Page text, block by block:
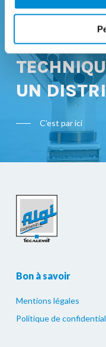
POUR
UN
C'est par ici
Bon à savoir
Mentions légales
Politique de